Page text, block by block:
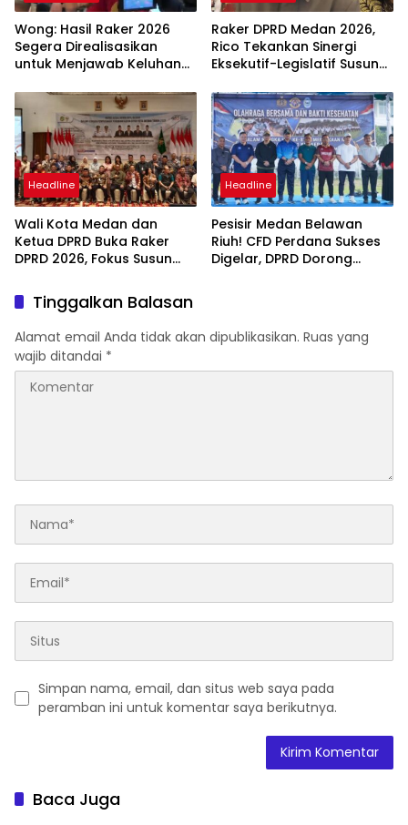
Wong: Hasil Raker 2026
Segera Direalisasikan
untuk Menjawab Keluhan
Raker DPRD Medan 2026,
Rico Tekankan Sinergi
Eksekutif-Legislatif Susun
Headline
Wali Kota Medan dan
Ketua DPRD Buka Raker
DPRD 2026, Fokus Susun
Berbasis Digitalisasi dan
Inovasi
Headline
Pesisir Medan Belawan
Riuh! CFD Perdana Sukses
Digelar, DPRD Dorong
Tinggalkan Balasan
Alamat email Anda tidak akan dipublikasikan. Ruas yang
wajib ditandai *
Simpan nama, email, dan situs web saya pada
peramban ini untuk komentar saya berikutnya.
Baca Juga